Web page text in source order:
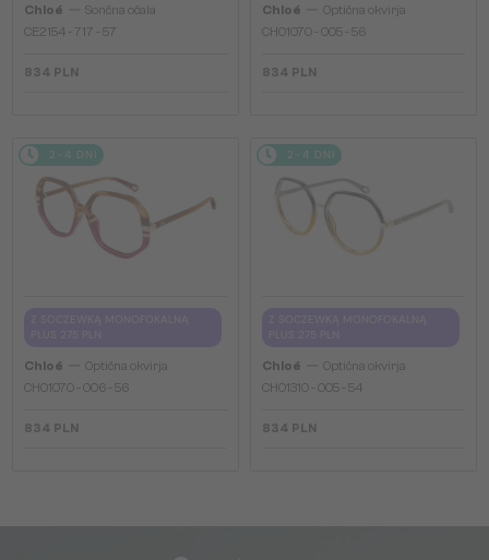
Chloé
Sončna očala
CE2154 - 717 - 57
834 PLN
Chloé
Optična okvirja
CH0107O - 005 - 56
834 PLN
2-4 DNI
Chloé
Optična okvirja
CH0107O - 006 - 56
834 PLN
2-4 DNI
Chloé
Optična okvirja
CH0131O - 005 - 54
834 PLN